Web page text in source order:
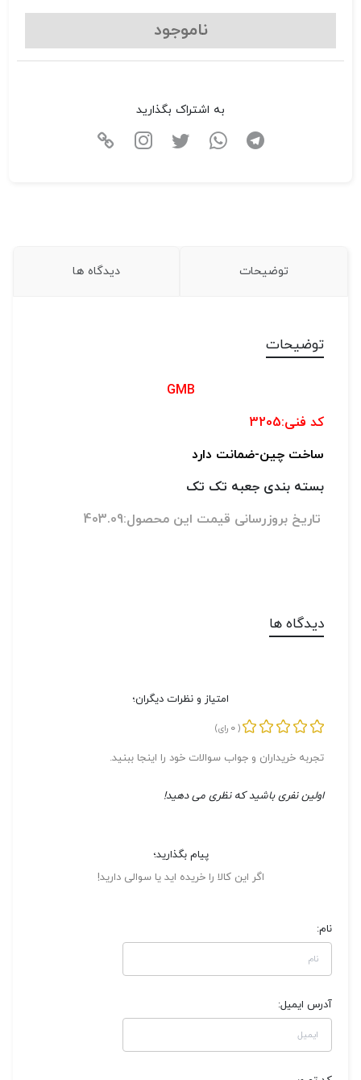
ناموجود
به اشتراک بگذارید
توضیحات دیدگاه ها
توضیحات
GMB
کد فنی:3205
ساخت چین-ضمانت دارد
بسته بندی جعبه تک تک
تاریخ بروزرسانی قیمت این محصول:403.09
دیدگاه ها
امتیاز و نظرات دیگران؛
(
0 رای)
تجربه خریداران و جواب سوالات خود را اینجا ببنید.
اولین نفری باشید که نظری می دهید!
پیام بگذارید؛
اگر این کالا را خریده اید یا سوالی دارید!
نام:
آدرس ایمیل: